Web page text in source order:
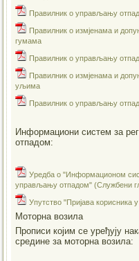
Правилник о управљању
Правилник о измјенама и
гумама
Правилник о управљању
Правилник о измјенама и
уљима
Правилник о управљању
Информациони систем за
отпадом:
Уредба о "Информационом
управљању отпадом" (Службени
Упутство "Пријава корисника
Моторна возила
Прописи којим се уређују
средине за моторна возила: